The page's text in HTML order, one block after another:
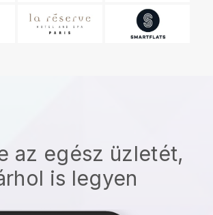
az egész üzletét,
is legyen